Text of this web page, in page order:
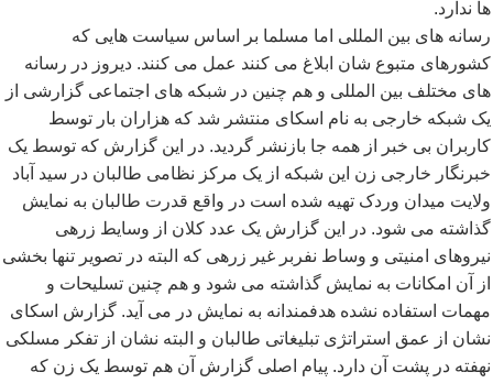
ها ندارد.
رسانه های بین المللی اما مسلما بر اساس سیاست هایی که
کشورهای متبوع شان ابلاغ می کنند عمل می کنند. دیروز در رسانه
های مختلف بین المللی و هم چنین در شبکه های اجتماعی گزارشی از
یک شبکه خارجی به نام اسکای منتشر شد که هزاران بار توسط
کاربران بی خبر از همه جا بازنشر گردید. در این گزارش که توسط یک
خبرنگار خارجی زن این شبکه از یک مرکز نظامی طالبان در سید آباد
ولایت میدان وردک تهیه شده است در واقع قدرت طالبان به نمایش
گذاشته می شود. در این گزارش یک عدد کلان از وسایط زرهی
نیروهای امنیتی و وساط نفربر غیر زرهی که البته در تصویر تنها بخشی
از آن امکانات به نمایش گذاشته می شود و هم چنین تسلیحات و
مهمات استفاده نشده هدفمندانه به نمایش در می آید. گزارش اسکای
نشان از عمق استراتژی تبلیغاتی طالبان و البته نشان از تفکر مسلکی
نهفته در پشت آن دارد. پیام اصلی گزارش آن هم توسط یک زن که